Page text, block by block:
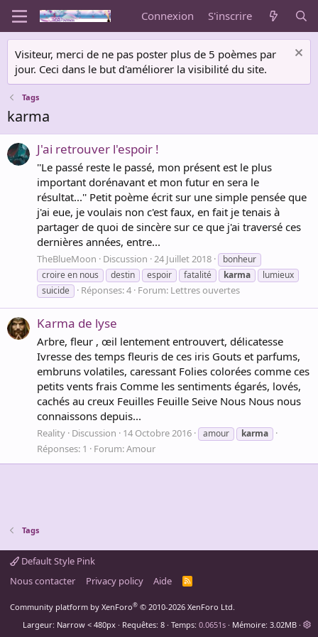
Connexion S'inscrire
Visiteur, merci de ne pas poster plus de 5 poèmes par
jour. Ceci dans le but d'améliorer la visibilité du site.
Tags
karma
J'ai retrouver l'espoir !
''Le passé reste le passé, mon présent est le plus
important dorénavant et mon futur en sera le
résultat...'' Petit poème écrit sur une simple pensée que
j'ai eue, je voulais non c'est faux, en fait je tenais à
partager de quoi de sincère sur ce que j'ai traversé ces
dernières années, entre...
TheBlueMoon Discussion 24 Juillet 2018
bonheur
croire en nous
destin espoir fatalité karma
lumieux
suicide
Réponses: 4 Forum: Lettres ouvertes
Karma de lyse
Arbre, fleur , œil lentement entrouvert, délicatesse
Ivresse des temps fleuris de ces iris Gouts et parfums,
embruns volatiles, caressant Folies colorées comme ces
petits vents frais Comme les sentiments égarés, lovés,
cachés au creux Feuilles Feuille Seive Nous Nous nous
connaissons depuis...
Reality Discussion 14 Octobre 2016 amour karma
Réponses: 1 Forum:Amour
Tags
Default Style Pink
Nous contacter
Privacy policy Aide
R
Community platform by XenForo® © 2010-2026 XenForo Ltd.
Largeur
Requêtes 8 Temps 0.0651s Mémoire 3.02MB